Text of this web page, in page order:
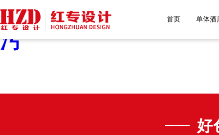
好色先生污下载,好色
污
首页 单体酒
好